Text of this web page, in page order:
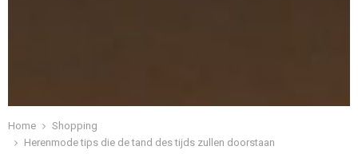
Home
Shopping
Herenmode tips die de tand des tijds zullen doorstaan